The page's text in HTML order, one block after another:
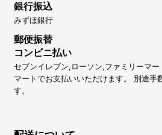
銀行振込
みずほ銀行
郵便振替
コンビニ払い
セブンイレブン,ローソン,ファミリーマ
マートでお支払いいただけます。 別途手
す。